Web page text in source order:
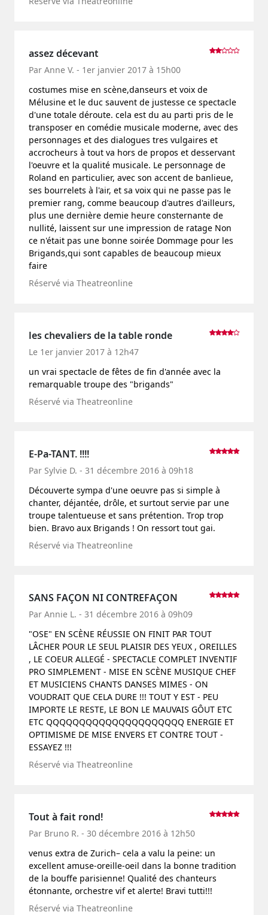
assez décevant
Par Anne V. - 1er janvier 2017 à 15h00
costumes mise en scène,danseurs et voix de
Mélusine et le duc sauvent de justesse ce spectacle
d'une totale déroute. cela est du au parti pris de le
transposer en comédie musicale moderne, avec des
personnages et des dialogues tres vulgaires et
accrocheurs à tout va hors de propos et desservant
l'oeuvre et la qualité musicale. Le personnage de
Roland en particulier, avec son accent de banlieue,
ses bourrelets à l'air, et sa voix qui ne passe pas le
premier rang, comme beaucoup d'autres d'ailleurs,
plus une dernière demie heure consternante de
nullité, laissent sur une impression de ratage Non
ce n'était pas une bonne soirée Dommage pour les
Brigands,qui sont capables de beaucoup mieux
faire
Réservé via Theatreonline
les chevaliers de la table ronde
Le 1er janvier 2017 à 12h47
un vrai spectacle de fêtes de fin d'année avec la
remarquable troupe des "brigands"
Réservé via Theatreonline
E-Pa-TANT. !!!!
Par Sylvie D. - 31 décembre 2016 à 09h18
Découverte sympa d'une oeuvre pas si simple à
chanter, déjantée, drôle, et surtout servie par une
troupe talentueuse et sans prétention. Trop trop
bien. Bravo aux Brigands ! On ressort tout gai.
Réservé via Theatreonline
SANS FAÇON NI CONTREFAÇON
Par Annie L. - 31 décembre 2016 à 09h09
"OSE" EN SCÈNE RÉUSSIE ON FINIT PAR TOUT
LÂCHER POUR LE SEUL PLAISIR DES YEUX , OREILLES
, LE COEUR ALLEGÉ - SPECTACLE COMPLET INVENTIF
PRO SIMPLEMENT - MISE EN SCÈNE MUSIQUE CHEF
ET MUSICIENS CHANTS DANSES MIMES - ON
VOUDRAIT QUE CELA DURE !!! TOUT Y EST - PEU
IMPORTE LE RESTE, LE BON LE MAUVAIS GÔUT ETC
ETC QQQQQQQQQQQQQQQQQQQQQ ENERGIE ET
OPTIMISME DE MISE ENVERS ET CONTRE TOUT -
ESSAYEZ !!!
Réservé via Theatreonline
Tout à fait rond!
Par Bruno R. - 30 décembre 2016 à 12h50
venus extra de Zurich– cela a valu la peine: un
excellent amuse-oreille-oeil dans la bonne tradition
de la bouffe parisienne! Qualité des chanteurs
étonnante, orchestre vif et alerte! Bravi tutti!!!
Réservé via Theatreonline